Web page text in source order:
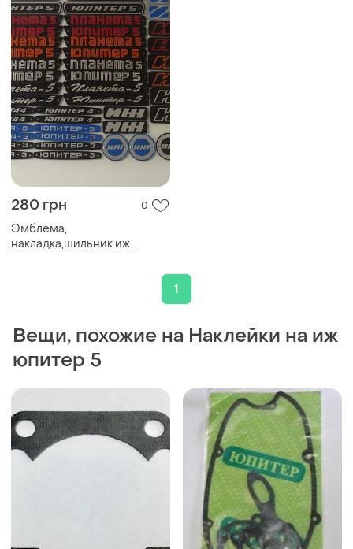
280 грн 0
Эмблема,
накладка,шильник.иж.
1
Вещи, похожие на Наклейки на иж
юпитер 5